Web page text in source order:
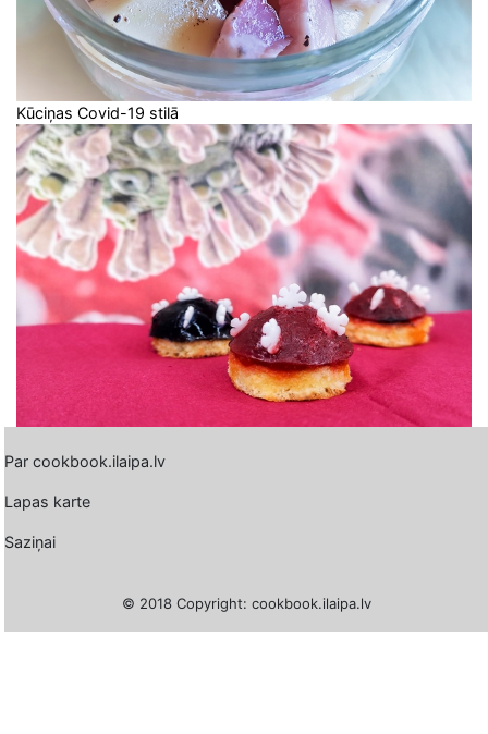
Kūciņas Covid-19 stilā
Par cookbook.ilaipa.lv
Lapas karte
Saziņai
© 2018 Copyright: cookbook.ilaipa.lv